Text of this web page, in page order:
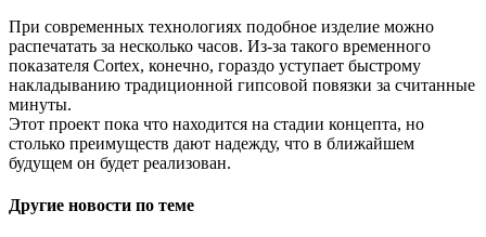
При современных технологиях подобное изделие можно
распечатать за несколько часов. Из-за такого временного
показателя Cortex, конечно, гораздо уступает быстрому
накладыванию традиционной гипсовой повязки за считанные
минуты.
Этот проект пока что находится на стадии концепта, но
столько преимуществ дают надежду, что в ближайшем
будущем он будет реализован.
Другие новости по теме